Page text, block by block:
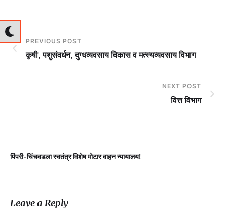
PREVIOUS POST
कृषी, पशुसंवर्धन, दुग्‍धव्‍यवसाय विकास व मत्‍स्‍यव्‍यवसाय विभाग
NEXT POST
वित्त विभाग
पिंपरी-चिंचवडला स्वतंत्र विशेष मोटार वाहन न्यायालय!
Leave a Reply